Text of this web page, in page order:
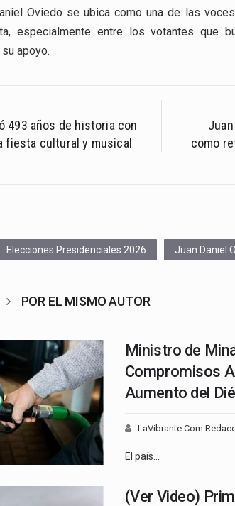
Oviedo se ubica como una de las
especialmente entre los votantes que
apoyo.
493 años de historia con
fiesta cultural y musical
como
Elecciones Presidenciales 2026 Juan Daniel
POR EL MISMO AUTOR
Ministro de
Compromisos
Aumento del
LaVibrante.Com
El país…
(Ver Video)